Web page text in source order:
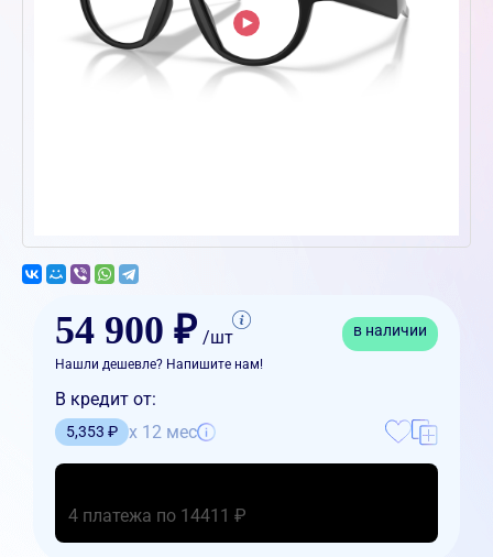
54 900 ₽ /шт в наличии
Нашли дешевле? Напишите нам!
В кредит от:
5,353 ₽ x 12 мес
4 платежа по 14411 ₽